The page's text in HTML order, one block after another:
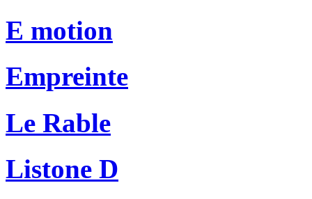
E motion
Empreinte
Le Rable
Listone D